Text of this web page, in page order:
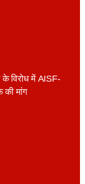
के विरोध में AISF-
की मांग